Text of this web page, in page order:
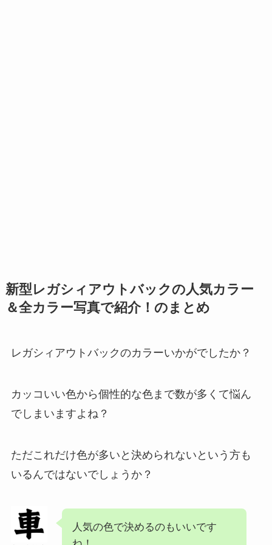
新型レガシィアウトバックの人気カラー
＆全カラー写真で紹介！のまとめ
レガシィアウトバックのカラーいかがでしたか？
カッコいい色から個性的な色まで数が多くて悩ん
でしまいますよね？
ただこれだけ色が多いと決められないという方も
いるんではないでしょうか？
人気の色で決めるのもいいです